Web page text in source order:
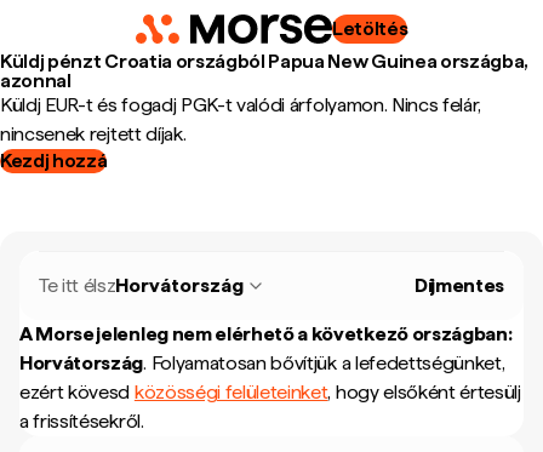
Letöltés
Küldj pénzt Croatia országból Papua New Guinea országba,
azonnal
Küldj EUR-t és fogadj PGK-t valódi árfolyamon. Nincs felár,
nincsenek rejtett díjak.
Kezdj hozzá
Te itt élszHorvátország Díjmentes
A Morse jelenleg nem elérhető a következő országban:
Horvátország. Folyamatosan bővítjük a lefedettségünket,
ezért kövesd közösségi felületeinket, hogy elsőként értesülj
a frissítésekről.